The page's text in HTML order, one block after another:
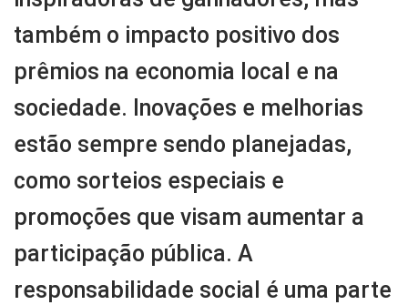
também o impacto positivo dos
prêmios na economia local e na
sociedade. Inovações e melhorias
estão sempre sendo planejadas,
como sorteios especiais e
promoções que visam aumentar a
participação pública. A
responsabilidade social é uma parte